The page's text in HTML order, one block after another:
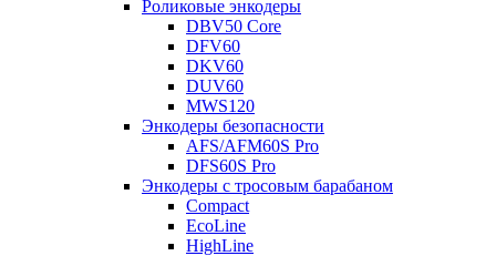
Роликовые энкодеры
DBV50 Core
DFV60
DKV60
DUV60
MWS120
Энкодеры безопасности
AFS/AFM60S Pro
DFS60S Pro
Энкодеры с тросовым барабаном
Compact
EcoLine
HighLine